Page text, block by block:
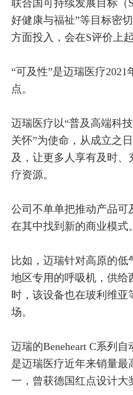
联合国可持续发展目标（
好健康与福祉”等目标密
方面投入，会在S评价上
“可及性”是迈瑞医疗2021
点。
迈瑞医疗以“普及高端科
关怀”为使命，从成立之
及，让更多人享有及时、
疗资源。
公司不单单把推动产品
在其中找到新的商业模式。
比如，迈瑞针对高原的
地区专用的呼吸机，供给
时，该设备也在玻利维
场。
迈瑞的Beneheart C系列
是迈瑞医疗近年来销量最
一，曾获德国红点设计大